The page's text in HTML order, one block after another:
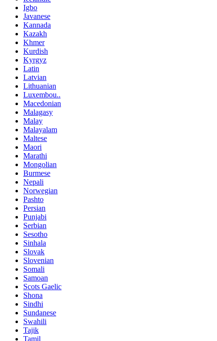
Igbo
Javanese
Kannada
Kazakh
Khmer
Kurdish
Kyrgyz
Latin
Latvian
Lithuanian
Luxembou..
Macedonian
Malagasy
Malay
Malayalam
Maltese
Maori
Marathi
Mongolian
Burmese
Nepali
Norwegian
Pashto
Persian
Punjabi
Serbian
Sesotho
Sinhala
Slovak
Slovenian
Somali
Samoan
Scots Gaelic
Shona
Sindhi
Sundanese
Swahili
Tajik
Tamil